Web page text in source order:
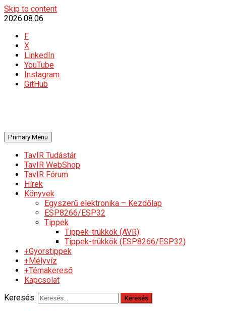
Skip to content
2026.08.06.
F
X
LinkedIn
YouTube
Instagram
GitHub
Primary Menu
TavIR Tudástár
TavIR WebShop
TavIR Fórum
Hírek
Könyvek
Egyszerű elektronika – Kezdőlap
ESP8266/ESP32
Tippek
Tippek-trükkök (AVR)
Tippek-trükkök (ESP8266/ESP32)
+Gyorstippek
+Mélyvíz
+Témakereső
Kapcsolat
Keresés: